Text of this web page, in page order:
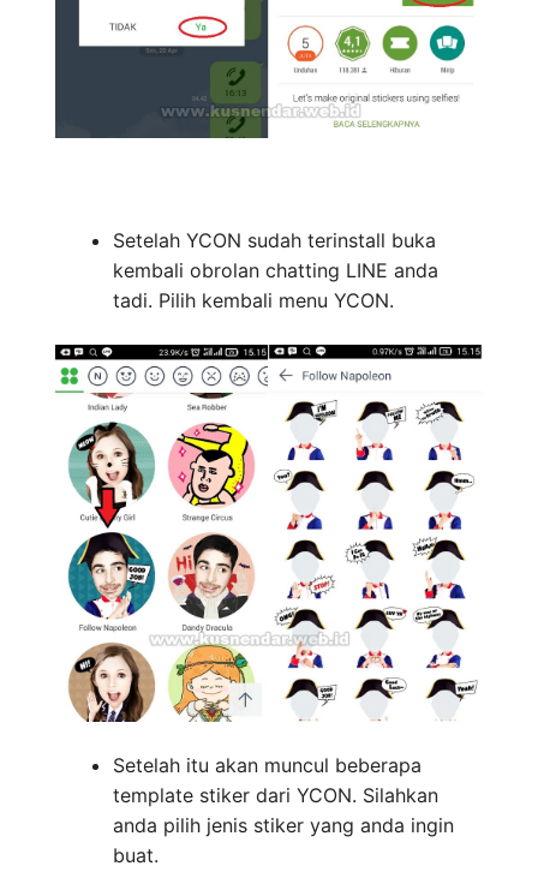
Setelah YCON sudah terinstall buka
kembali obrolan chatting LINE anda
tadi. Pilih kembali menu YCON.
Setelah itu akan muncul beberapa
template stiker dari YCON. Silahkan
anda pilih jenis stiker yang anda ingin
buat.